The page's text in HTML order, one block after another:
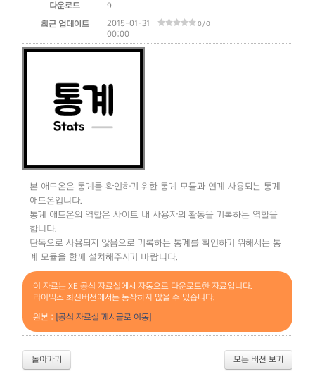
다운로드
9
최근 업데이트
2015-01-31
00:00
0 / 0
본 애드온은 통계를 확인하기 위한 통계 모듈과 연계 사용되는 통계
애드온입니다.
통계 애드온의 역할은 사이트 내 사용자의 활동을 기록하는 역할을
합니다.
단독으로 사용되지 않음으로 기록하는 통계를 확인하기 위해서는 통
계 모듈을 함께 설치해주시기 바랍니다.
이 자료는 XE 공식 자료실에서 자동으로 다운로드한 자료입니다.
라이믹스 최신버전에서는 동작하지 않을 수 있습니다.
원본 : [공식 자료실 게시글로 이동]
돌아가기 모든 버전 보기